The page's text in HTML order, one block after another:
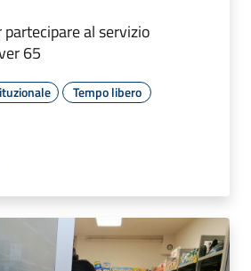
al servizio
65
Tempo libero